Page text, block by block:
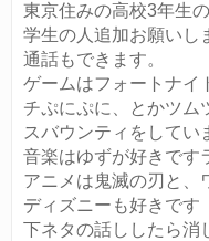
東京住みの高校3年生
学生の人追加お願いし
通話もできます。
ゲームはフォートナイ
チぷにぷに、とかツム
スバウンティをしてい
音楽はゆずが好きです
アニメは鬼滅の刃と、
ディズニーも好きです
下ネタの話ししたら消